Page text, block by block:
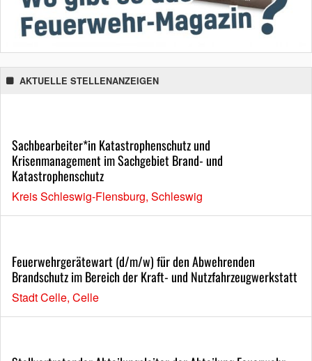
AKTUELLE STELLENANZEIGEN
Sachbearbeiter*in Katastrophenschutz und
Krisenmanagement im Sachgebiet Brand- und
Katastrophenschutz
Kreis Schleswig-Flensburg, Schleswig
Feuerwehrgerätewart (d/m/w) für den Abwehrenden
Brandschutz im Bereich der Kraft- und Nutzfahrzeugwerkstatt
Stadt Celle, Celle